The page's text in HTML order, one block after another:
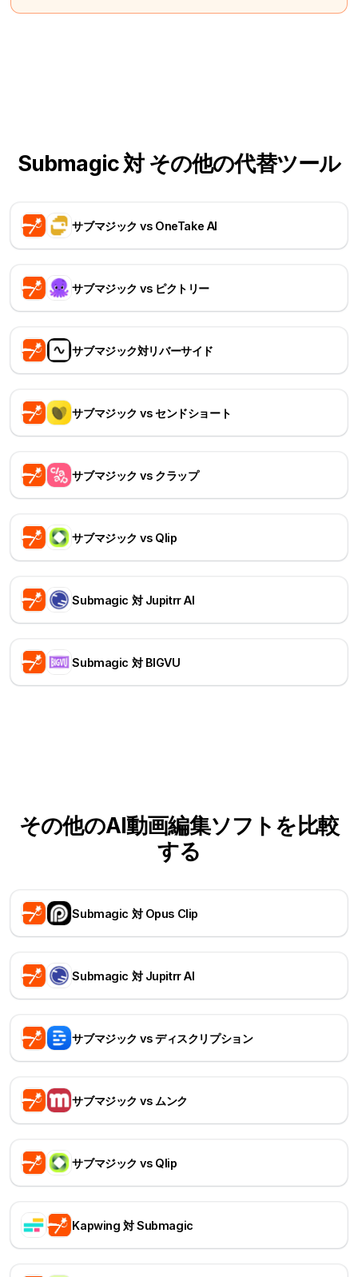
Submagic 対 その他の代替ツール
サブマジック vs OneTake AI
サブマジック vs ピクトリー
サブマジック対リバーサイド
サブマジック vs センドショート
サブマジック vs クラップ
サブマジック vs Qlip
Submagic 対 Jupitrr AI
Submagic 対 BIGVU
その他のAI動画編集ソフトを比較
する
Submagic 対 Opus Clip
Submagic 対 Jupitrr AI
サブマジック vs ディスクリプション
サブマジック vs ムンク
サブマジック vs Qlip
Kapwing 対 Submagic